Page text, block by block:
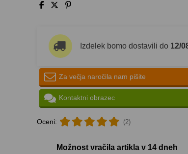
Izdelek bomo dostavili do 12/
Za večja naročila nam pišite
Kontaktni obrazec
Oceni: (2)
Možnost vračila artikla v 14 dneh